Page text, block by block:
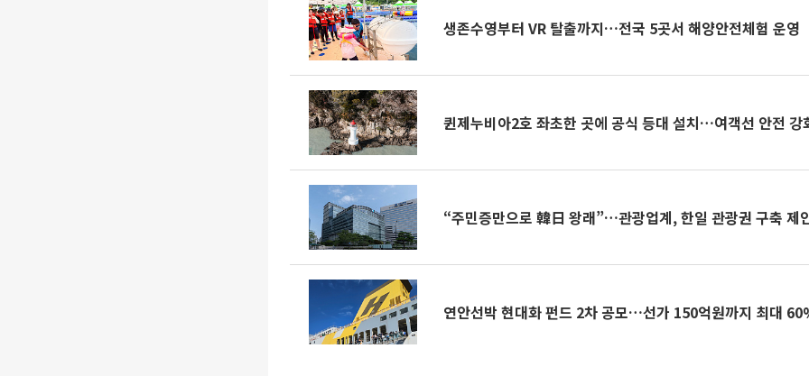
생존수영부터 VR 탈출까지…전국 5곳서 해양안전체험 운영
퀸제누비아2호 좌초한 곳에 공식 등대 설치…여객선 안전 강
“주민증만으로 韓日 왕래”…관광업계, 한일 관광권 구축 제
연안선박 현대화 펀드 2차 공모…선가 150억원까지 최대